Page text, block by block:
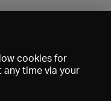
cookies for
time via your